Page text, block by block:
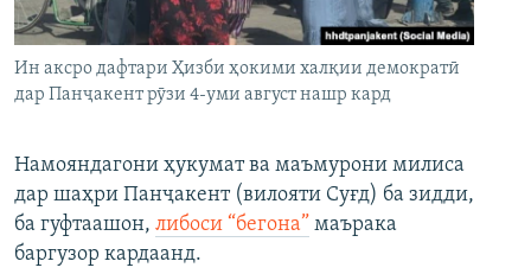
Ин аксро дафтари Ҳизби ҳокими халқии демократӣ
дар Панҷакент рӯзи 4-уми август нашр кард
Намояндагони ҳукумат ва маъмурони милиса
дар шаҳри Панҷакент (вилояти Суғд) ба зидди,
ба гуфтаашон, либоси “бегона” маърака
баргузор кардаанд.